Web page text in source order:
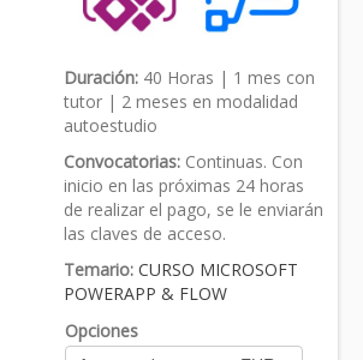
Duración: 40 Horas | 1 mes con
tutor | 2 meses en modalidad
autoestudio
Convocatorias: Continuas. Con
inicio en las próximas 24 horas
de realizar el pago, se le enviarán
las claves de acceso.
Temario: CURSO MICROSOFT
POWERAPP & FLOW
Opciones